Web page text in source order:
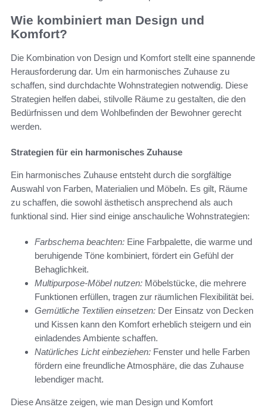
Wie kombiniert man Design und
Komfort?
Die Kombination von Design und Komfort stellt eine spannende
Herausforderung dar. Um ein harmonisches Zuhause zu
schaffen, sind durchdachte Wohnstrategien notwendig. Diese
Strategien helfen dabei, stilvolle Räume zu gestalten, die den
Bedürfnissen und dem Wohlbefinden der Bewohner gerecht
werden.
Strategien für ein harmonisches Zuhause
Ein harmonisches Zuhause entsteht durch die sorgfältige
Auswahl von Farben, Materialien und Möbeln. Es gilt, Räume
zu schaffen, die sowohl ästhetisch ansprechend als auch
funktional sind. Hier sind einige anschauliche Wohnstrategien:
Farbschema beachten: Eine Farbpalette, die warme und
beruhigende Töne kombiniert, fördert ein Gefühl der
Behaglichkeit.
Multipurpose-Möbel nutzen: Möbelstücke, die mehrere
Funktionen erfüllen, tragen zur räumlichen Flexibilität bei.
Gemütliche Textilien einsetzen: Der Einsatz von Decken
und Kissen kann den Komfort erheblich steigern und ein
einladendes Ambiente schaffen.
Natürliches Licht einbeziehen: Fenster und helle Farben
fördern eine freundliche Atmosphäre, die das Zuhause
lebendiger macht.
Diese Ansätze zeigen, wie man Design und Komfort